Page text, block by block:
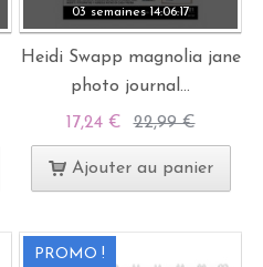
03 semaines 14:06:15
Heidi Swapp magnolia jane
photo journal...
17,24 € 22,99 €
Ajouter au panier
PROMO !